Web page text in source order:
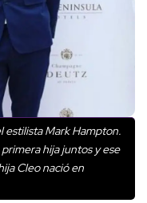
estilista Mark Hampton.
hija juntos y ese
Cleo nació en